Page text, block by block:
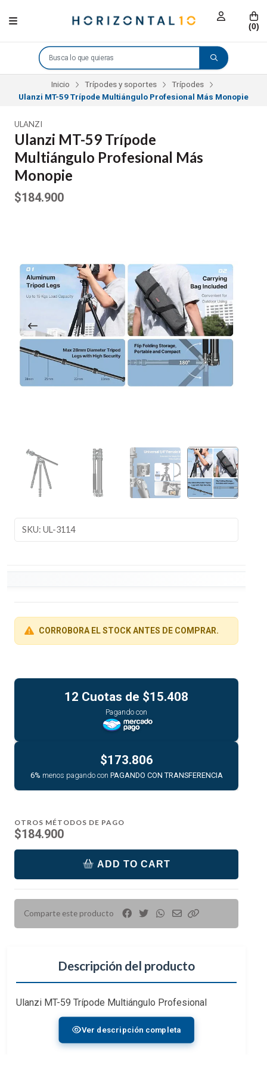
(0)
Inicio Trípodes y soportes
Trípodes
Ulanzi MT-59 Trípode Multiángulo Profesional Más Monopie
ULANZI
Ulanzi MT-59 Trípode
Multiángulo Profesional Más
Monopie
$184.900
SKU: UL-3114
CORROBORA EL STOCK ANTES DE COMPRAR.
12 Cuotas de $15.408
Pagando con
$173.806
6% menos pagando con PAGANDO CON TRANSFERENCIA
OTROS MÉTODOS DE PAGO
$184.900
ADD TO CART
Comparte este producto
Descripción del producto
Ulanzi MT-59 Trípode Multiángulo Profesional
Permite situar la cámara en cualquier posición:
vertical, 90°, a raz de suelo, de cabeza: el límite es tu
imaginaciónCaracterísticasDedicado a los
Ver descripción completa